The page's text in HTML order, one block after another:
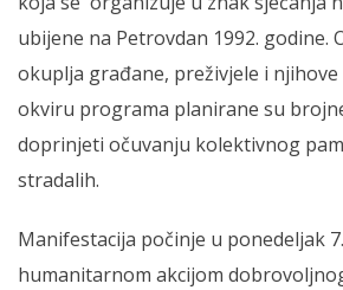
ubijene na Petrovdan 1992. godine.
okuplja građane, preživjele i njihove
okviru programa planirane su
doprinjeti očuvanju kolektivnog
stradalih.
Manifestacija počinje u ponedeljak
humanitarnom akcijom